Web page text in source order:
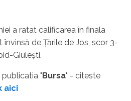
a ratat calificarea în finala
de Ţările de Jos, scor 3-
Giuleşti.
"Bursa" - citeste
aici